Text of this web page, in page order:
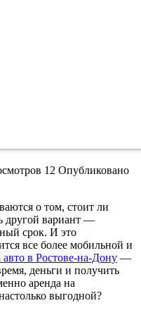
12 Опубликовано
о том, стоит ли
другой вариант —
срок. И это
все более мобильной и
авто в Ростове-на-Дону —
деньги и получить
аренда на
выгодной?